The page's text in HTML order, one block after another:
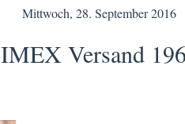
Mittwoch, 28. September 2016
IMEX Versand